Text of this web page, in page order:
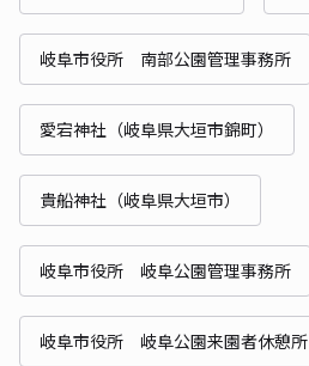
岐阜市役所 南部公園管理事務所
愛宕神社（岐阜県大垣市錦町）
貴船神社（岐阜県大垣市）
岐阜市役所 岐阜公園管理事務所
岐阜市役所 岐阜公園来園者休憩所